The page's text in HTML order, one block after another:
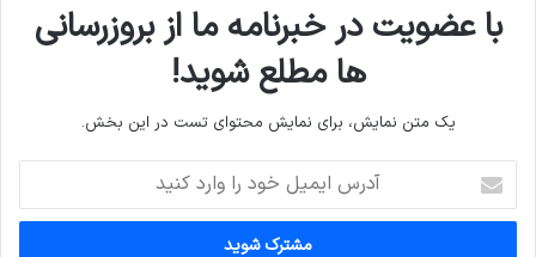
با عضویت در خبرنامه ما از بروزرسانی
ها مطلع شوید!
یک متن نمایش، برای نمایش محتوای تست در این بخش.
ایمیل
خود